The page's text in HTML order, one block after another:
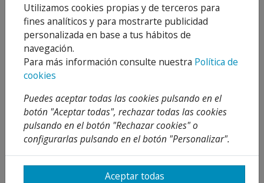
Descripción
Detalles
Adjuntos
Características:
Llave ajustable de cromo vanadio. Acabado
6787 / DIN 3117 / ASME B 107.8M.
Utilizamos cookies propias y de terceros para
fines analíticos y para mostrarte publicidad
personalizada en base a tus hábitos de
navegación.
Para más información consulte nuestra Política de
cookies
Puedes aceptar todas las cookies pulsando en el
botón "Aceptar todas", rechazar todas las cookies
pulsando en el botón "Rechazar cookies" o
configurarlas pulsando en el botón "Personalizar".
Aceptar todas